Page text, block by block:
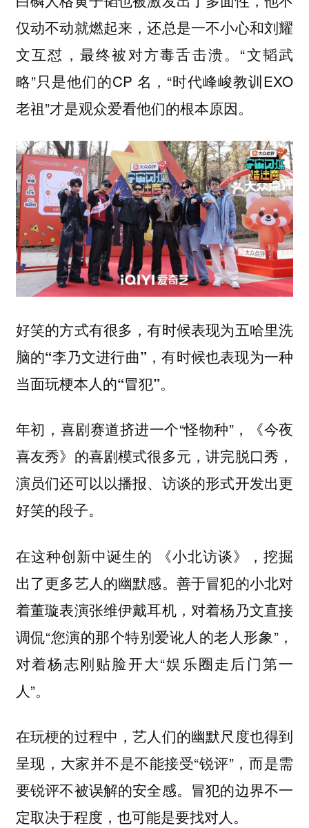
仅动不动就燃起来，还总是一不小心和刘耀
文互怼，最终被对方毒舌击溃。“文韬武
略”只是他们的CP 名，“时代峰峻教训EXO
老祖”才是观众爱看他们的根本原因。
好笑的方式有很多，有时候表现为五哈里洗
脑的“李乃文进行曲”，有时候也表现为一种
当面玩梗本人的“冒犯”。
年初，喜剧赛道挤进一个“怪物种”，《今夜
喜友秀》的喜剧模式很多元，讲完脱口秀，
演员们还可以以播报、访谈的形式开发出更
好笑的段子。
在这种创新中诞生的 《小北访谈》，挖掘
出了更多艺人的幽默感。善于冒犯的小北对
着董璇表演张维伊戴耳机，对着杨乃文直接
调侃“您演的那个特别爱讹人的老人形象”，
对着杨志刚贴脸开大“娱乐圈走后门第一
人”。
在玩梗的过程中，艺人们的幽默尺度也得到
呈现，大家并不是不能接受“锐评”，而是需
要锐评不被误解的安全感。 冒犯的边界不一
定取决于程度，也可能是要找对人。